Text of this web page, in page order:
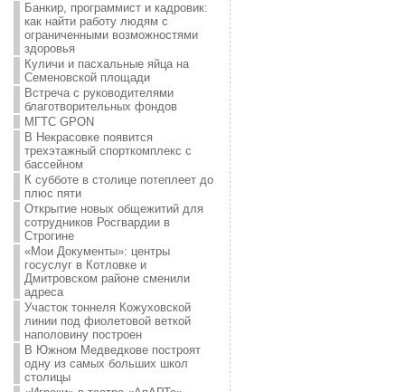
Банкир, программист и кадровик:
как найти работу людям с
ограниченными возможностями
здоровья
Куличи и пасхальные яйца на
Семеновской площади
Встреча с руководителями
благотворительных фондов
МГТС GPON
В Некрасовке появится
трехэтажный спорткомплекс с
бассейном
К субботе в столице потеплеет до
плюс пяти
Открытие новых общежитий для
сотрудников Росгвардии в
Строгине
«Мои Документы»: центры
госуслуг в Котловке и
Дмитровском районе сменили
адреса
Участок тоннеля Кожуховской
линии под фиолетовой веткой
наполовину построен
В Южном Медведкове построят
одну из самых больших школ
столицы